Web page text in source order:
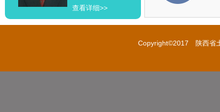
查看详细>>
Copyright©2017 陕西省